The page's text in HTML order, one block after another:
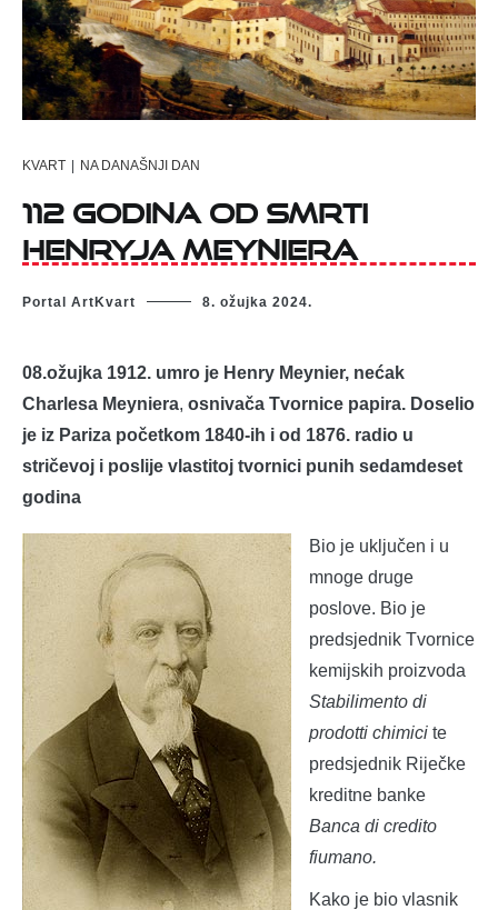
KVART NA DANAŠNJI DAN
112 godina od smrti
Henryja Meyniera
Portal ArtKvart 8. ožujka 2024.
08.ožujka 1912. umro je Henry Meynier, nećak
Charlesa Meyniera, osnivača Tvornice papira. Doselio
je iz Pariza početkom 1840-ih i od 1876. radio u
stričevoj i poslije vlastitoj tvornici punih sedamdeset
godina
Bio je uključen i u
mnoge druge
poslove. Bio je
predsjednik Tvornice
kemijskih proizvoda
Stabilimento di
prodotti chimici te
predsjednik Riječke
kreditne banke
Banca di credito
fiumano.
Kako je bio vlasnik